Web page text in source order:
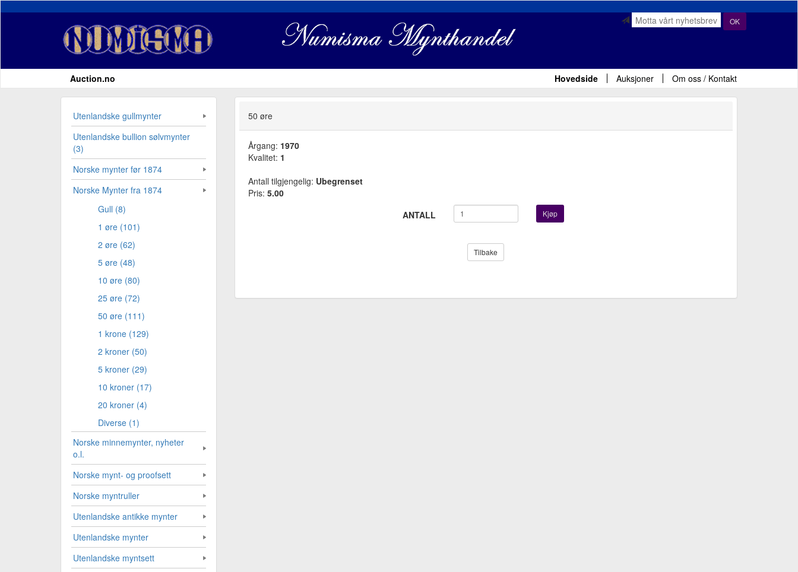
OK
Auction.no Hovedside Auksjoner Om oss / Kontakt
Utenlandske gullmynter
Utenlandske bullion sølvmynter
(3)
Norske mynter før 1874
Norske Mynter fra 1874
Gull (8)
1 øre (101)
2 øre (62)
5 øre (48)
10 øre (80)
25 øre (72)
50 øre (111)
1 krone (129)
2 kroner (50)
5 kroner (29)
10 kroner (17)
20 kroner (4)
Diverse (1)
Norske minnemynter, nyheter
o.l.
Norske mynt- og proofsett
Norske myntruller
Utenlandske antikke mynter
Utenlandske mynter
Utenlandske myntsett
50 øre
Årgang: 1970
Kvalitet: 1
Antall tilgjengelig: Ubegrenset
Pris: 5.00
ANTALL
Kjøp
Tilbake